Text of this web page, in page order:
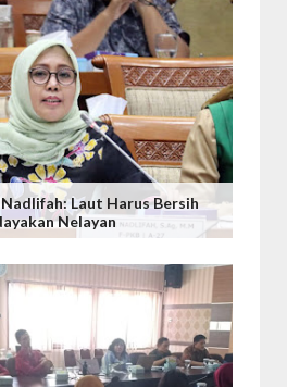
Laut Harus Bersih
Nelayan